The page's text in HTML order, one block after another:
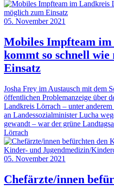
05. November 2021
Mobiles Impfteam
kommt so schnell wie
Einsatz
Josha Frey im Austausch mit dem
öffentlichen Problemanzeige über
Landkreis Lörrach – unter
an Landessozialminister Lucha
gewandt – war der grüne
Lörrach
05. November 2021
Chefärzte/innen